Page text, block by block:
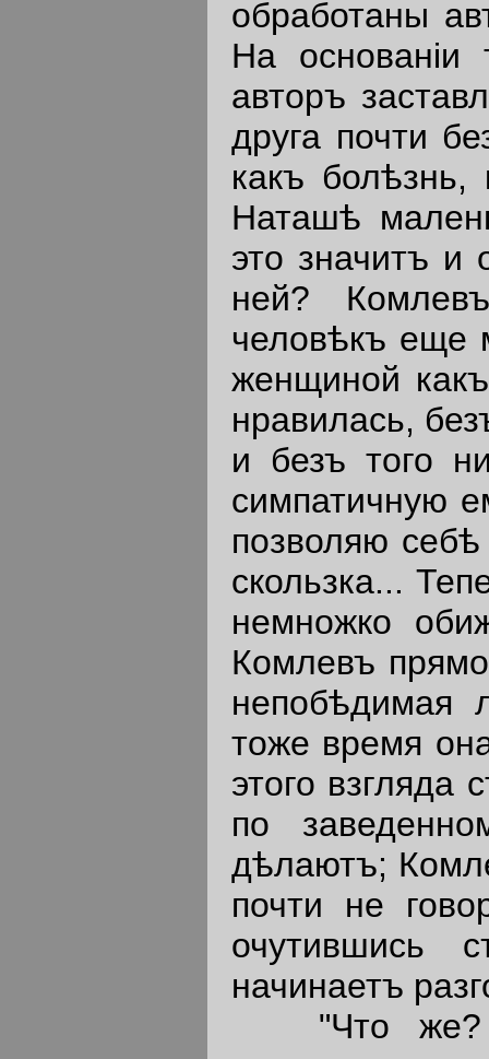
обработаны
На основанiи
авторъ
друга почти
какъ болѣзнь,
Наташѣ
это значитъ и
ней?
человѣкъ еще
женщиной
нравилась,
и безъ того
симпатичную
позволяю
скользка...
немножко
Комлевъ
непобѣдимая
тоже время
этого взгляда
по
дѣлаютъ;
почти не
очутившись
начинаетъ
"Что же?